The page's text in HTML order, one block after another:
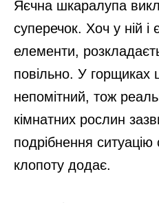
Яєчна шкаралупа
суперечок. Хоч у ній і
елементи,
повільно. У
непомітний, тож
кімнатних рослин
подрібнення
клопоту додає.